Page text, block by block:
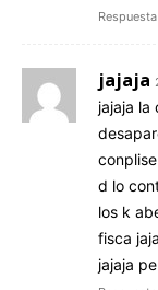
Respuesta
jajaja
jajaja la
d lo
los k
fisca
jajaja